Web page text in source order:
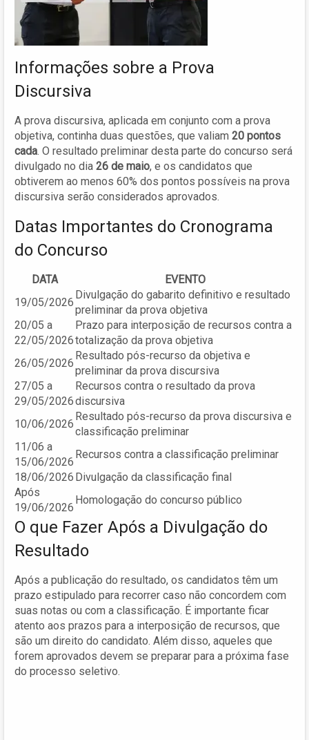
Informações sobre a Prova
Discursiva
A prova discursiva, aplicada em conjunto com a prova
objetiva, continha duas questões, que valiam 20 pontos
cada. O resultado preliminar desta parte do concurso será
divulgado no dia 26 de maio, e os candidatos que
obtiverem ao menos 60% dos pontos possíveis na prova
discursiva serão considerados aprovados.
Datas Importantes do Cronograma
do Concurso
DATA
EVENTO
19/05/2026
Divulgação do gabarito definitivo e resultado
preliminar da prova objetiva
20/05 a
22/05/2026
Prazo para interposição de recursos contra a
totalização da prova objetiva
26/05/2026
Resultado pós-recurso da objetiva e
preliminar da prova discursiva
27/05 a
29/05/2026
Recursos contra o resultado da prova
discursiva
10/06/2026
Resultado pós-recurso da prova discursiva e
classificação preliminar
11/06 a
15/06/2026
Recursos contra a classificação preliminar
18/06/2026 Divulgação da classificação final
Após
19/06/2026
Homologação do concurso público
O que Fazer Após a Divulgação do
Resultado
Após a publicação do resultado, os candidatos têm um
prazo estipulado para recorrer caso não concordem com
suas notas ou com a classificação. É importante ficar
atento aos prazos para a interposição de recursos, que
são um direito do candidato. Além disso, aqueles que
forem aprovados devem se preparar para a próxima fase
do processo seletivo.